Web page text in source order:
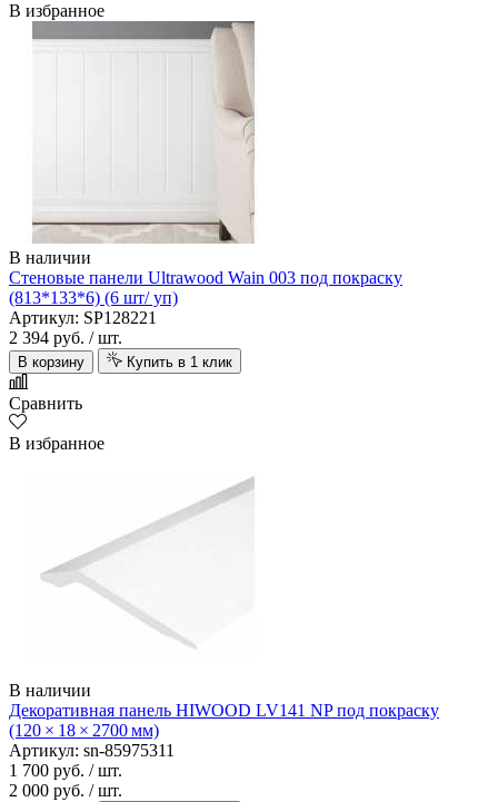
В избранное
В наличии
Стеновые панели Ultrawood Wain 003 под покраску
(813*133*6) (6 шт/ уп)
Артикул: SP128221
2 394 руб. / шт.
В корзину Купить в 1 клик
Сравнить
В избранное
В наличии
Декоративная панель HIWOOD LV141 NP под покраску
(120 × 18 × 2700 мм)
Артикул: sn-85975311
1 700 руб. / шт.
2 000 руб. / шт.